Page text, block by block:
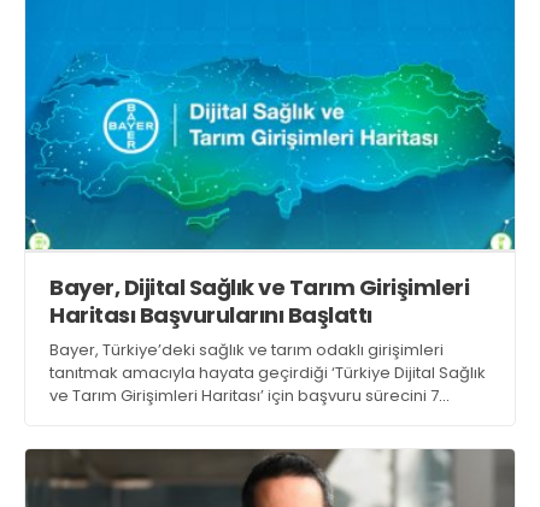
Bayer, Dijital Sağlık ve Tarım Girişimleri
Haritası Başvurularını Başlattı
Bayer, Türkiye’deki sağlık ve tarım odaklı girişimleri
tanıtmak amacıyla hayata geçirdiği ‘Türkiye Dijital Sağlık
ve Tarım Girişimleri Haritası’ için başvuru sürecini 7